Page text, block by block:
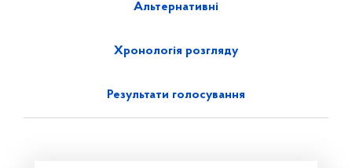
Альтернативні
Хронологія розгляду
Результати голосування